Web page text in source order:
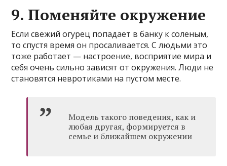
9. Поменяйте окружение
Если свежий огурец попадает в банку к соленым,
то спустя время он просаливается. С людьми это
тоже работает — настроение, восприятие мира и
себя очень сильно зависят от окружения. Люди не
становятся невротиками на пустом месте.
Модель такого поведения, как и
любая другая, формируется в
семье и ближайшем окружении